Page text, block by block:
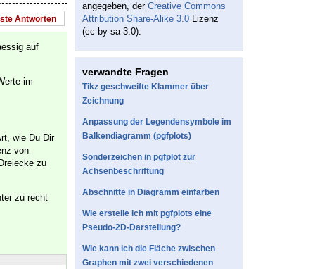
Antworten
auf
im
wie Du Dir
von
zu
zu recht
angegeben, der Creative Commons
Attribution Share-Alike 3.0 Lizenz
(cc-by-sa 3.0).
verwandte Fragen
Tikz geschweifte Klammer über
Zeichnung
Anpassung der Legendensymbole im
Balkendiagramm (pgfplots)
Sonderzeichen in pgfplot zur
Achsenbeschriftung
Abschnitte in Diagramm einfärben
Wie erstelle ich mit pgfplots eine
Pseudo-2D-Darstellung?
Wie kann ich die Fläche zwischen
Graphen mit zwei verschiedenen